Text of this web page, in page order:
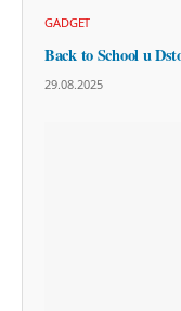
GADGET
Back to School u
29.08.2025